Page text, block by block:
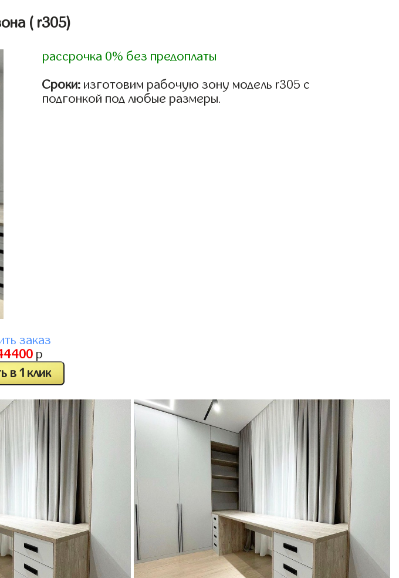
( r305)
рассрочка 0% без предоплаты
Сроки: изготовим рабочую зону модель r305 с
подгонкой под любые размеры.
заказ
р
в 1 клик